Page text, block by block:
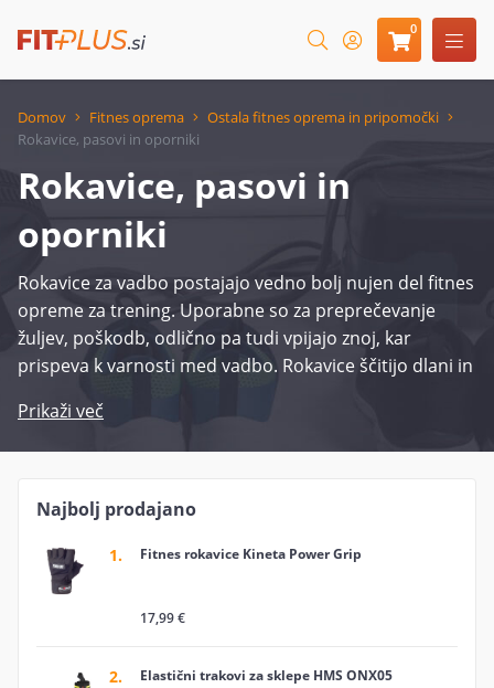
0
Domov Fitnes oprema
Ostala fitnes oprema in pripomočki
Rokavice, pasovi in oporniki
Rokavice, pasovi in
oporniki
Rokavice za vadbo postajajo vedno bolj nujen del fitnes
opreme za trening. Uporabne so za preprečevanje
žuljev, poškodb, odlično pa tudi vpijajo znoj, kar
prispeva k varnosti med vadbo. Rokavice ščitijo dlani in
(opornica) okoli zapestja za boljšo stabilnost rokavic in
zmanjšanje možnosti poškodbe. Pasovi in opornice
vadbo, posledično pa tudi k večji varnosti med
Prikaži več
Najbolj prodajano
1. Fitnes rokavice Kineta Power Grip
17,99 €
2. Elastični trakovi za sklepe HMS ONX05